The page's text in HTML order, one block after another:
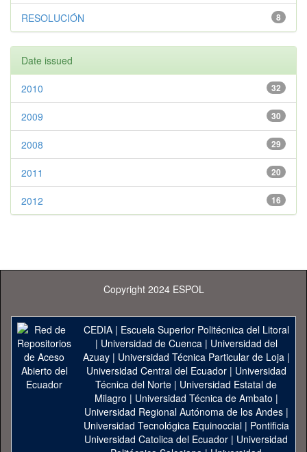
8
RESOLUCIÓN
Date issued
32
2010
30
2009
29
2008
20
2011
16
2012
Copyright 2024 ESPOL
CEDIA| Escuela Superior Politécnica del Litoral
| Universidad de Cuenca| Universidad del
Azuay| Universidad Técnica Particular de Loja|
Universidad Central del Ecuador| Universidad
Técnica del Norte | Universidad Estatal de
Milagro | Universidad Técnica de Ambato |
Universidad Regional Autónoma de los Andes|
Universidad Tecnológica Equinoccial| Pontificia
Universidad Catolica del Ecuador | Universidad